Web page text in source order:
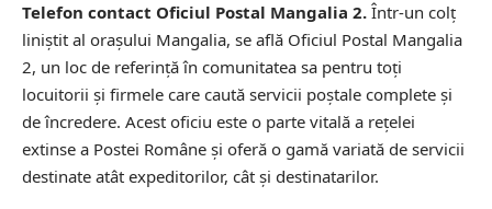
Telefon contact Oficiul Postal Mangalia 2. Într-un colț
liniștit al orașului Mangalia, se află Oficiul Postal Mangalia
2, un loc de referință în comunitatea sa pentru toți
locuitorii și firmele care caută servicii poștale complete și
de încredere. Acest oficiu este o parte vitală a rețelei
extinse a Postei Române și oferă o gamă variată de servicii
destinate atât expeditorilor, cât și destinatarilor.